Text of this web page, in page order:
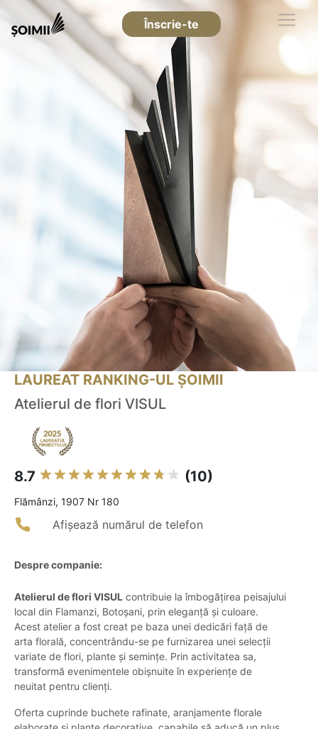
Înscrie-te
LAUREAT RANKING-UL ȘOIMII
Atelierul de flori VISUL
8.7 (10)
Flămânzi, 1907 Nr 180
Afișează numărul de telefon
Despre companie:
Atelierul de flori VISUL contribuie la îmbogățirea peisajului
local din Flamanzi, Botoșani, prin eleganță și culoare.
Acest atelier a fost creat pe baza unei dedicări față de
arta florală, concentrându-se pe furnizarea unei selecții
variate de flori, plante și semințe. Prin activitatea sa,
transformă evenimentele obișnuite în experiențe de
neuitat pentru clienți.
Oferta cuprinde buchete rafinate, aranjamente florale